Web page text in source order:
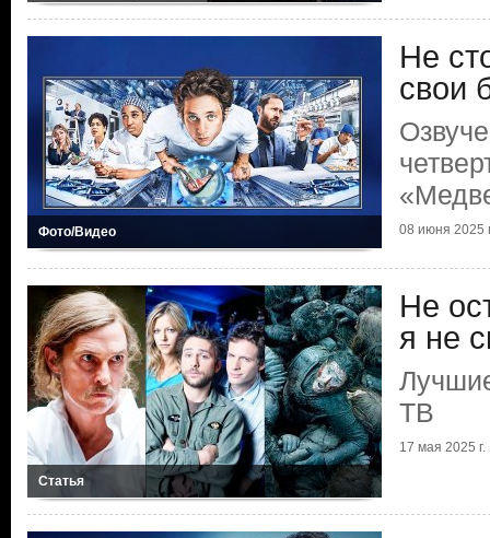
Фото/Видео
Не
свои
08 июня 2025
Статья
Не
я не
ТВ
17 мая 2025 г.